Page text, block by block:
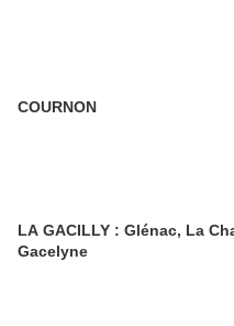
COURNON
LA GACILLY : Glénac, La
Gacelyne